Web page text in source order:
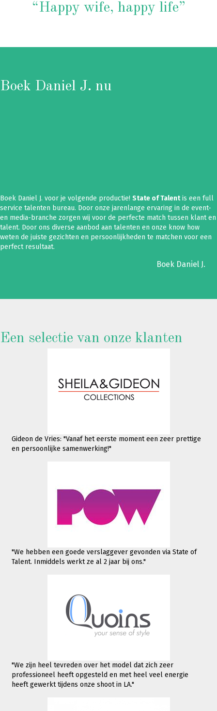
“Happy wife, happy life”
Boek Daniel J. nu
Boek Daniel J. voor je volgende productie! State of Talentis een full
service talenten bureau. Door onze jarenlange ervaring in de event-
en media-branche zorgen wij voor de perfecte match tussen klant en
talent. Door ons diverse aanbod aan talenten en onze know how
weten de juiste gezichten en persoonlijkheden te matchen voor een
perfect resultaat.
Boek Daniel J.
Een selectie van onze klanten
Gideon de Vries: "Vanaf het eerste moment een zeer prettige
en persoonlijke samenwerking!"
"We hebben een goede verslaggever gevonden via State of
Talent. Inmiddels werktze al 2 jaar bij ons."
"We zijn heel tevreden over het model dat zich zeer
professioneel heeft opgesteld en met heel veel energie
heeft gewerkt tijdens onze shoot in LA."